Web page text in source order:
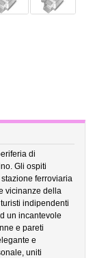
di
Gli ospiti
ferroviaria
vicinanze della
indipendenti
un incantevole
e pareti
e
uniti